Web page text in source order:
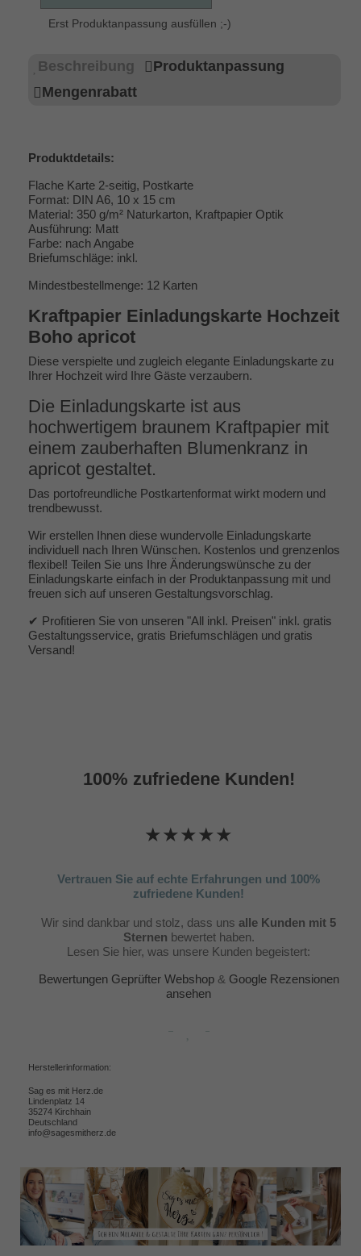
Erst Produktanpassung ausfüllen ;-)
Beschreibung
Produktanpassung
Mengenrabatt
Produktdetails:
Flache Karte 2-seitig, Postkarte
Format: DIN A6, 10 x 15 cm
Material: 350 g/m² Naturkarton, Kraftpapier Optik
Ausführung: Matt
Farbe: nach Angabe
Briefumschläge: inkl.
Mindestbestellmenge: 12 Karten
Kraftpapier Einladungskarte Hochzeit
Boho apricot
Diese verspielte und zugleich elegante Einladungskarte zu
Ihrer Hochzeit wird Ihre Gäste verzaubern.
Die Einladungskarte ist aus
hochwertigem braunem Kraftpapier mit
einem zauberhaften Blumenkranz in
apricot gestaltet.
Das portofreundliche Postkartenformat wirkt modern und
trendbewusst.
Wir erstellen Ihnen diese wundervolle Einladungskarte
individuell nach Ihren Wünschen. Kostenlos und grenzenlos
flexibel! Teilen Sie uns Ihre Änderungswünsche zu der
Einladungskarte einfach in der Produktanpassung mit und
freuen sich auf unseren Gestaltungsvorschlag.
✔ Profitieren Sie von unseren "All inkl. Preisen" inkl. gratis
Gestaltungsservice, gratis Briefumschlägen und gratis
Versand!
100% zufriedene Kunden!
★★★★★
Vertrauen Sie auf echte Erfahrungen und 100%
zufriedene Kunden!
Wir sind dankbar und stolz, dass uns alle Kunden mit 5
Sternen bewertet haben.
Lesen Sie hier, was unsere Kunden begeistert:
Bewertungen Geprüfter Webshop& Google Rezensionen
ansehen
Herstellerinformation:
Sag es mit Herz.de
Lindenplatz 14
35274 Kirchhain
Deutschland
info@sagesmitherz.de